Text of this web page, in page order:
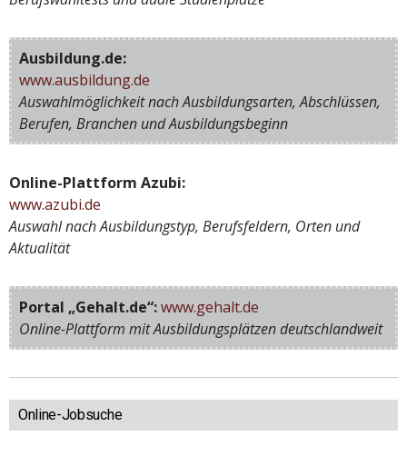
Ausbildung.de:
www.ausbildung.de
Auswahlmöglichkeit nach Ausbildungsarten, Abschlüssen,
Berufen, Branchen und Ausbildungsbeginn
Online-Plattform Azubi:
www.azubi.de
Auswahl nach Ausbildungstyp, Berufsfeldern, Orten und
Aktualität
Portal „Gehalt.de“:www.gehalt.de
Online-Plattform mit Ausbildungsplätzen deutschlandweit
Online-Jobsuche